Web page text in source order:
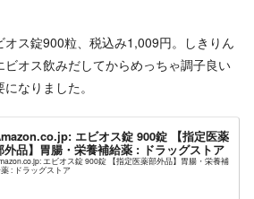
オス錠900粒、税込み1,009円。しきりん
オス飲みだしてからめっちゃ調子良い
なりました。
エビオス錠 900錠 【指定医薬
外品】胃腸・栄養補給薬 : ドラッグストア
エビオス錠 900錠 【指定医薬部外品】胃腸・栄養補
: ドラッグストア